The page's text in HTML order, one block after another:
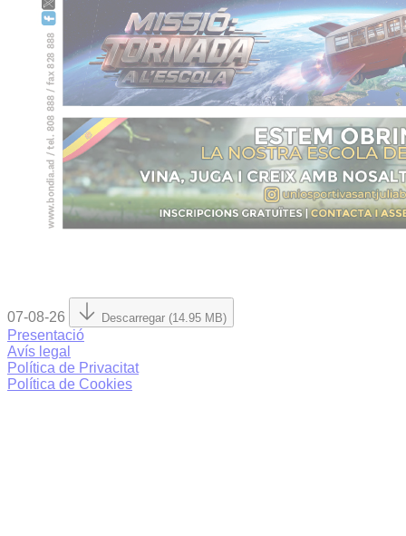
07-08-26 Descarregar (14.95 MB)
Presentació
Avís legal
Política de Privacitat
Política de Cookies